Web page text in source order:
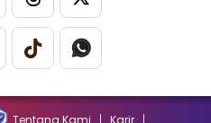
Tentang Kami Karir